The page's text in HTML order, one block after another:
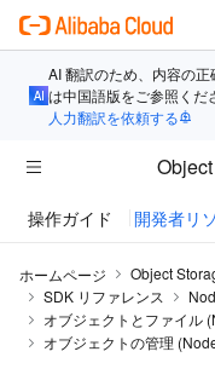
AI 翻訳のため、内容の
は中国語版をご参照くだ
人力翻訳を依頼する
操作ガイド 開発者リ
ホームページ Object
SDK リファレンス
オブジェクトとファイル
オブジェクトの管理